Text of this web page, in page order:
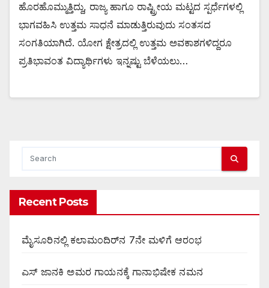
ಹೊರಹೊಮ್ಮುತ್ತಿದ್ದು, ರಾಜ್ಯ ಹಾಗೂ ರಾಷ್ಟ್ರೀಯ ಮಟ್ಟದ ಸ್ಪರ್ಧೆಗಳಲ್ಲಿ
ಭಾಗವಹಿಸಿ ಉತ್ತಮ ಸಾಧನೆ ಮಾಡುತ್ತಿರುವುದು ಸಂತಸದ
ಸಂಗತಿಯಾಗಿದೆ. ಯೋಗ ಕ್ಷೇತ್ರದಲ್ಲಿ ಉತ್ತಮ ಅವಕಾಶಗಳಿದ್ದರೂ
ಪ್ರತಿಭಾವಂತ ವಿದ್ಯಾರ್ಥಿಗಳು ಇನ್ನಷ್ಟು ಬೆಳೆಯಲು…
Recent Posts
ಮೈಸೂರಿನಲ್ಲಿ ಕಲಾಮಂದಿರ್‌ನ 7ನೇ ಮಳಿಗೆ ಆರಂಭ
ಎಸ್ ಜಾನಕಿ ಅಮರ ಗಾಯನಕ್ಕೆ ಗಾನಾಭಿಷೇಕ ನಮನ